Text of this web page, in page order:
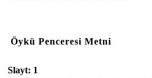
Öykü Penceresi Metni
Slayt: 1